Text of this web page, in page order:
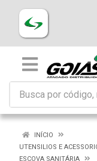
INÍCIO
UTENSILIOS E
ESCOVA SANITÁRIA